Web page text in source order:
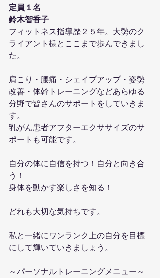
定員１名
鈴木智香子
フィットネス指導歴２５年。大勢のク
ライアント様とここまで歩んできまし
た。
肩こり・腰痛・シェイプアップ・姿勢
改善・体幹トレーニングなどあらゆる
分野で皆さんのサポートをしていきま
す。
乳がん患者アフターエクササイズのサ
ポートも可能です。
自分の体に自信を持つ！自分と向き合
う！
身体を動かす楽しさを知る！
どれも大切な気持ちです。
私と一緒にワンランク上の自分を目標
にして輝いていきましょう。
～パーソナルトレーニングメニュー～